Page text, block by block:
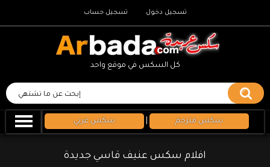
تسجيل حساب تسجيل دخول
كل السكس في موقع واحد
سكس عربي سكس مترجم
افلام سكس عنيف قاسي جديدة